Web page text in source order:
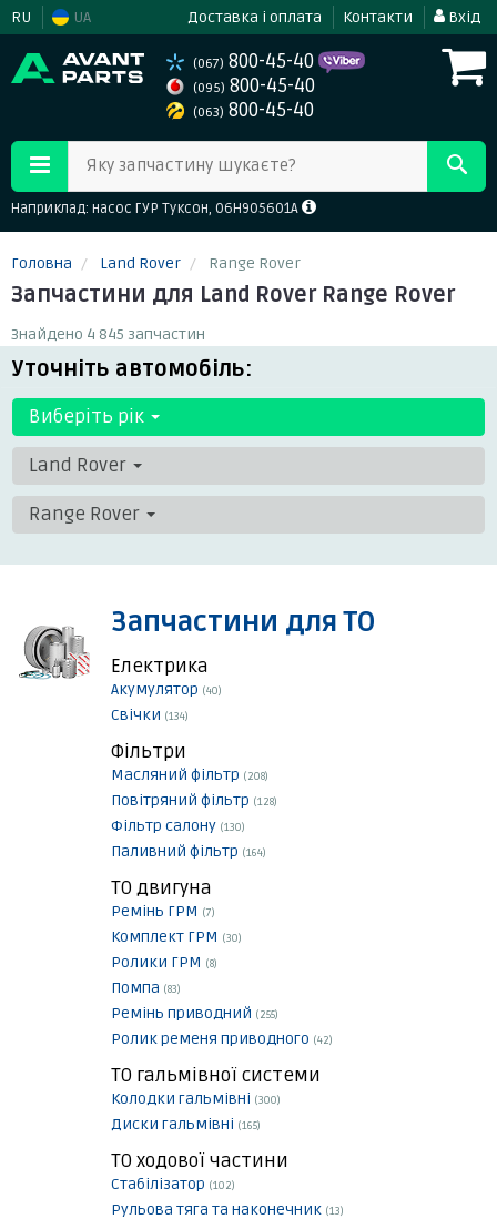
RU UA Доставка і оплата Контакти Вхід
(067) 800-45-40
(095) 800-45-40
(063) 800-45-40
Яку запчастину шукаєте?
Наприклад: насос ГУР Туксон, 06H905601A
Головна Land Rover Range Rover
Запчастини для Land Rover Range Rover
Знайдено 4 845 запчастин
Уточніть автомобіль:
Виберіть рік
Land Rover
Range Rover
Запчастини для ТО
Електрика
Акумулятор (40)
Свічки (134)
Фільтри
Масляний фільтр (208)
Повітряний фільтр (128)
Фільтр салону (130)
Паливний фільтр (164)
ТО двигуна
Ремінь ГРМ (7)
Комплект ГРМ (30)
Ролики ГРМ (8)
Помпа (83)
Ремінь приводний (255)
Ролик ременя приводного (42)
ТО гальмівної системи
Колодки гальмівні (300)
Диски гальмівні (165)
ТО ходової частини
Стабілізатор (102)
Рульова тяга та наконечник (13)